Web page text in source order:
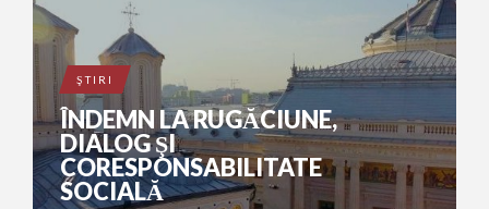
ŞTIRI
ÎNDEMN LA RUGĂCIUNE,
DIALOG ŞI
CORESPONSABILITATE
SOCIALĂ